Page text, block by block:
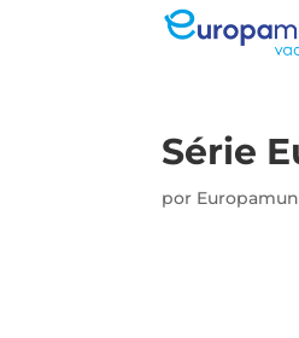
Série
por